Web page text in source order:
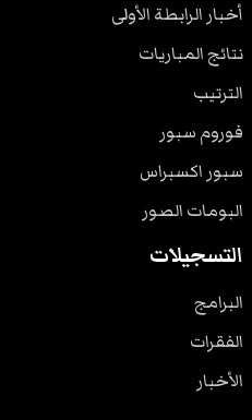
أخبار الرابطة الأولى
نتائج المباريات
الترتيب
فوروم سبور
سبور اكسبراس
البومات الصور
التسجيلات
البرامج
الفقرات
الأخبار